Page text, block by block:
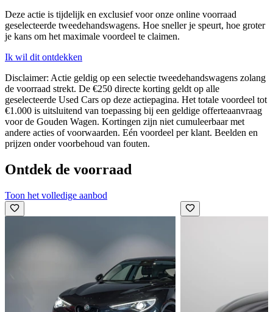
Deze actie is tijdelijk en exclusief voor onze online voorraad
geselecteerde tweedehandswagens. Hoe sneller je speurt, hoe groter
je kans om het maximale voordeel te claimen.
Ik wil dit ontdekken
Disclaimer: Actie geldig op een selectie tweedehandswagens zolang
de voorraad strekt. De €250 directe korting geldt op alle
geselecteerde Used Cars op deze actiepagina. Het totale voordeel tot
€1.000 is uitsluitend van toepassing bij een geldige offerteaanvraag
voor de Gouden Wagen. Kortingen zijn niet cumuleerbaar met
andere acties of voorwaarden. Eén voordeel per klant. Beelden en
prijzen onder voorbehoud van fouten.
Ontdek de voorraad
Toon het volledige aanbod